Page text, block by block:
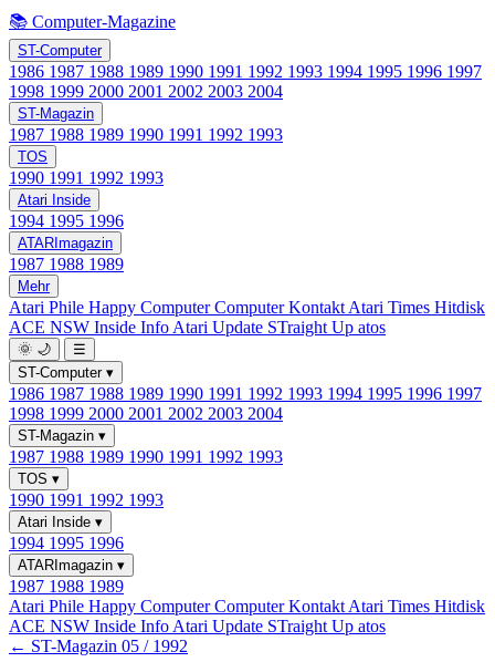
📚 Computer-Magazine
ST-Computer
1986 1987 1988 1989 1990 1991 1992 1993 1994 1995 1996 1997
1998 1999 2000 2001 2002 2003 2004
ST-Magazin
1987 1988 1989 1990 1991 1992 1993
TOS
1990 1991 1992 1993
Atari Inside
1994 1995 1996
ATARImagazin
1987 1988 1989
Mehr
Atari Phile Happy ComputerComputer Kontakt Atari Times Hitdisk
ACE NSW Inside Info Atari Update STraight Up atos
🌞 🌙
☰
ST-Computer ▾
1986 1987 1988 1989 1990 1991 1992 1993 1994 1995 1996 1997
1998 1999 2000 2001 2002 2003 2004
ST-Magazin ▾
1987 1988 1989 1990 1991 1992 1993
TOS ▾
1990 1991 1992 1993
Atari Inside ▾
1994 1995 1996
ATARImagazin ▾
1987 1988 1989
Atari Phile Happy ComputerComputer Kontakt Atari Times Hitdisk
ACE NSW Inside Info Atari Update STraight Up atos
← ST-Magazin 05 / 1992